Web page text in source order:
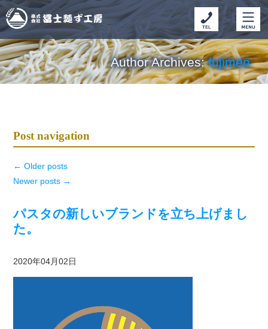
Author Archives:fujimen
Post navigation
← Older posts
Newer posts →
パスタの新しいブランドを立ち上げまし
た。
2020年04月02日